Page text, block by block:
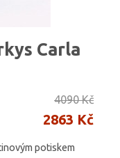
Carla
4090 Kč
2863 Kč
potiskem